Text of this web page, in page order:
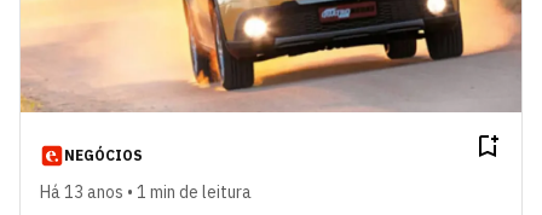
NEGÓCIOS
Há 13 anos • 1 min de leitura